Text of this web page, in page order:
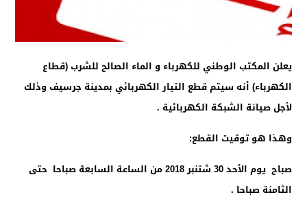
يعلن المكتب الوطني للكهرباء و الماء الصالح للشرب (قطاع
الكهرباء) أنه سيتم قطع التيار الكهربائي بمدينة جرسيف وذلك
لأجل صيانة الشبكة الكهربائية .
وهذا هو توقيت القطع:
صباح يوم الأحد 30 شتنبر 2018 من الساعة السابعة صباحا حتى
الثامنة صباحا .